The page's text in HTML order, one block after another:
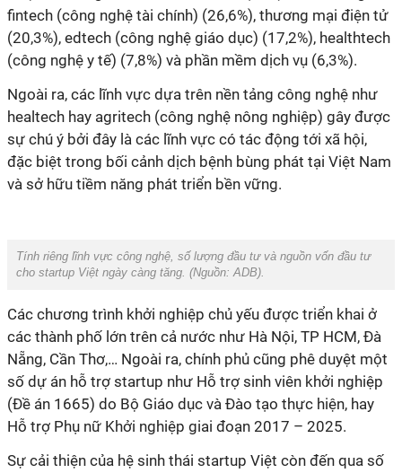
fintech (công nghệ tài chính) (26,6%), thương mại điện tử
(20,3%), edtech (công nghệ giáo dục) (17,2%), healthtech
(công nghệ y tế) (7,8%) và phần mềm dịch vụ (6,3%).
Ngoài ra, các lĩnh vực dựa trên nền tảng công nghệ như
healtech hay agritech (công nghệ nông nghiệp) gây được
sự chú ý bởi đây là các lĩnh vực có tác động tới xã hội,
đặc biệt trong bối cảnh dịch bệnh bùng phát tại Việt Nam
và sở hữu tiềm năng phát triển bền vững.
Tính riêng lĩnh vực công nghệ, số lượng đầu tư và nguồn vốn đầu tư
cho startup Việt ngày càng tăng. (Nguồn:ADB).
Các chương trình khởi nghiệp chủ yếu được triển khai ở
các thành phố lớn trên cả nước như Hà Nội, TP HCM, Đà
Nẵng, Cần Thơ,… Ngoài ra, chính phủ cũng phê duyệt một
số dự án hỗ trợ startup như Hỗ trợ sinh viên khởi nghiệp
(Đề án 1665) do Bộ Giáo dục và Đào tạo thực hiện, hay
Hỗ trợ Phụ nữ Khởi nghiệp giai đoạn 2017 – 2025.
Sự cải thiện của hệ sinh thái startup Việt còn đến qua số